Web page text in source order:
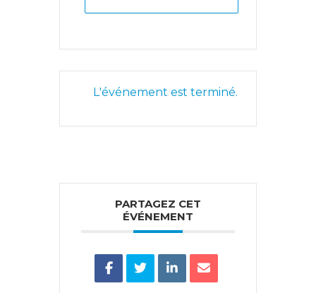
L'événement est terminé.
PARTAGEZ CET
ÉVÉNEMENT